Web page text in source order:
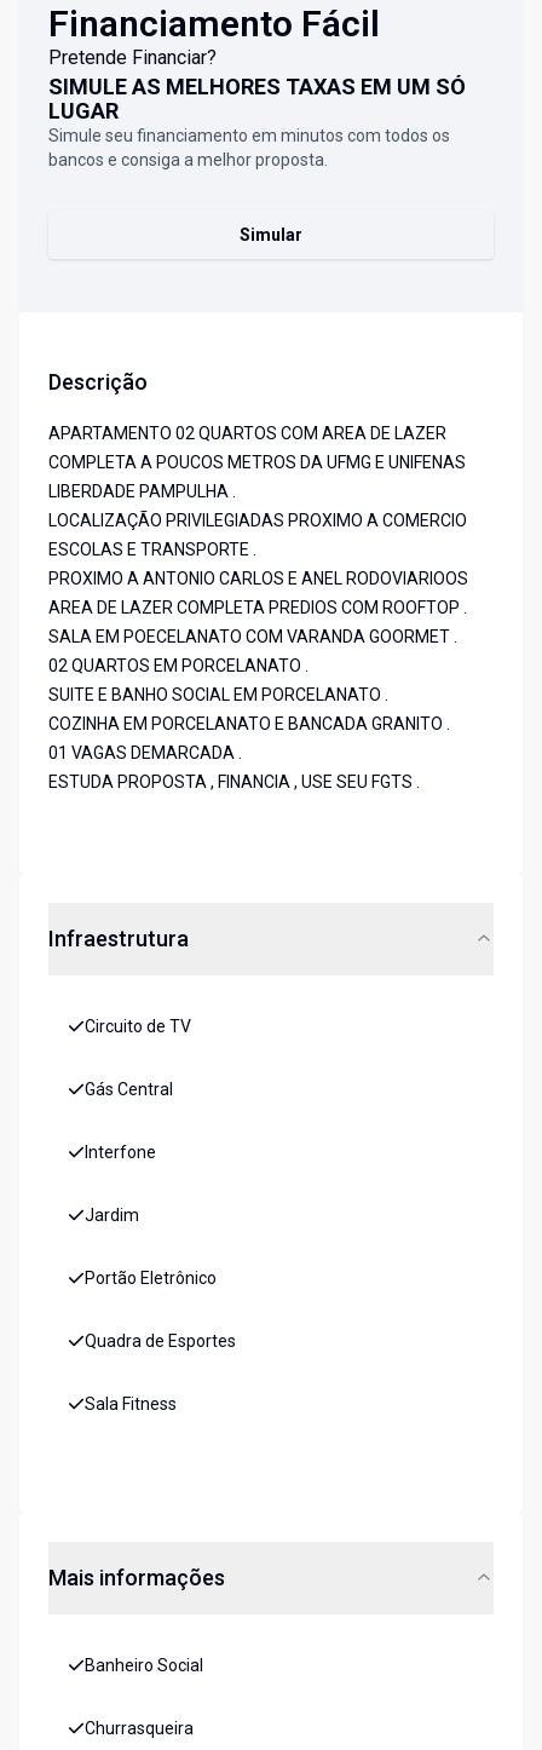
Financiamento Fácil
Pretende Financiar?
SIMULE AS MELHORES TAXAS EM UM SÓ
LUGAR
Simule seu financiamento em minutos com todos os
bancos e consiga a melhor proposta.
Simular
Descrição
APARTAMENTO 02 QUARTOS COM AREA DE LAZER
COMPLETA A POUCOS METROS DA UFMG E UNIFENAS
LIBERDADE PAMPULHA .
LOCALIZAÇÃO PRIVILEGIADAS PROXIMO A COMERCIO
ESCOLAS E TRANSPORTE .
PROXIMO A ANTONIO CARLOS E ANEL RODOVIARIOOS
AREA DE LAZER COMPLETA PREDIOS COM ROOFTOP .
SALA EM POECELANATO COM VARANDA GOORMET .
02 QUARTOS EM PORCELANATO .
SUITE E BANHO SOCIAL EM PORCELANATO .
COZINHA EM PORCELANATO E BANCADA GRANITO .
01 VAGAS DEMARCADA .
ESTUDA PROPOSTA , FINANCIA , USE SEU FGTS .
Infraestrutura
Circuito de TV
Gás Central
Interfone
Jardim
Portão Eletrônico
Quadra de Esportes
Sala Fitness
Mais informações
Banheiro Social
Churrasqueira